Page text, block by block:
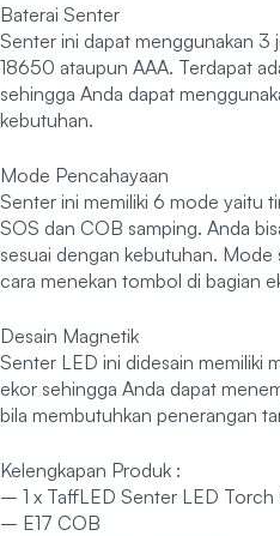
Baterai Senter
Senter ini dapat menggunakan 3
18650 ataupun AAA. Terdapat
sehingga Anda dapat
kebutuhan.
Mode Pencahayaan
Senter ini memiliki 6 mode yaitu
SOS dan COB samping. Anda
sesuai dengan kebutuhan.
cara menekan tombol di bagian
Desain Magnetik
Senter LED ini didesain memiliki
ekor sehingga Anda dapat
bila membutuhkan penerangan
Kelengkapan Produk :
– 1 x TaffLED Senter LED
– E17 COB